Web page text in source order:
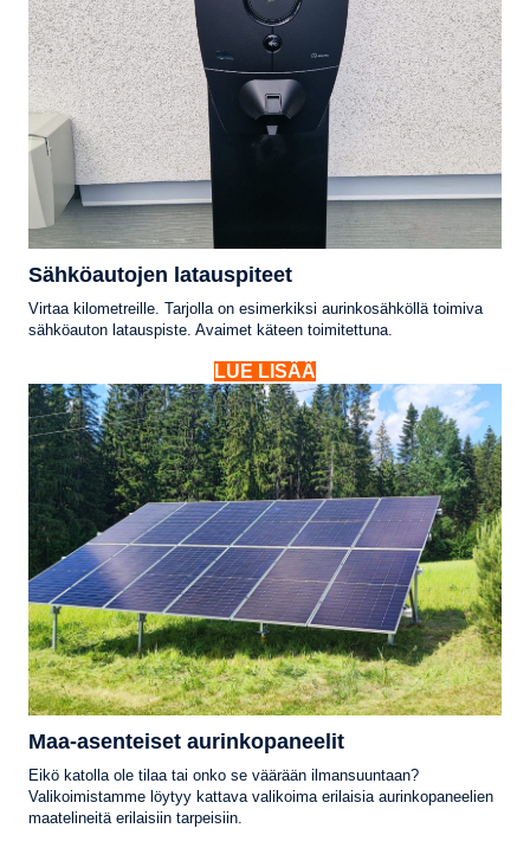
Sähköautojen latauspiteet
Virtaa kilometreille. Tarjolla on esimerkiksi aurinkosähköllä toimiva
sähköauton latauspiste. Avaimet käteen toimitettuna.
LUE LISÄÄ
Maa-asenteiset aurinkopaneelit
Eikö katolla ole tilaa tai onko se väärään ilmansuuntaan?
Valikoimistamme löytyy kattava valikoima erilaisia aurinkopaneelien
maatelineitä erilaisiin tarpeisiin.